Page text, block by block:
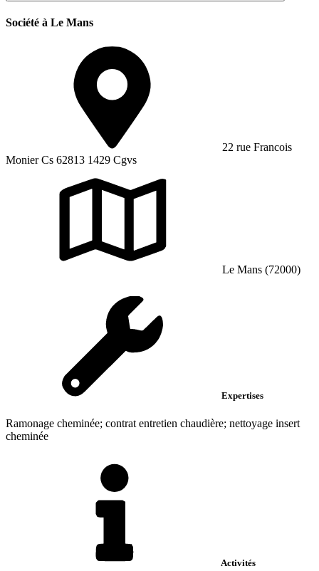
Société à Le Mans
22 rue Francois
Monier Cs 62813 1429 Cgvs
Le Mans (72000)
Expertises
Ramonage cheminée; contrat entretien chaudière; nettoyage insert
cheminée
Activités